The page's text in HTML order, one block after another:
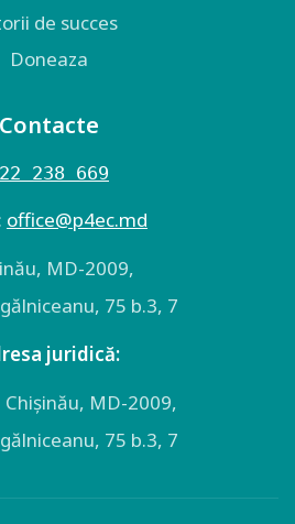
de succes
Doneaza
Contacte
238 669
оffice@p4ec.md
MD-2009,
75 b.3, 7
juridică:
MD-2009,
75 b.3, 7